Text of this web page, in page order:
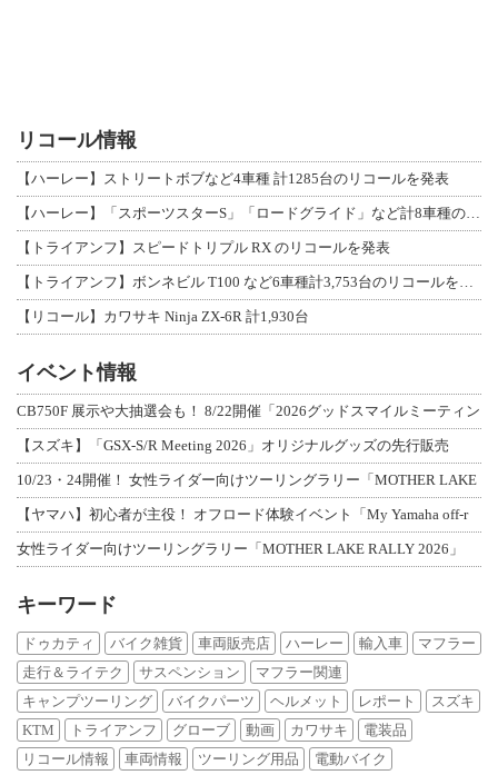
リコール情報
【ハーレー】ストリートボブなど4車種 計1285台のリコールを発表
【トライアンフ】スピードトリプル RX のリコールを発表
【リコール】カワサキ Ninja ZX-6R 計1,930台
イベント情報
CB750F 展示や大抽選会も！ 8/22開催「2026グッドスマイルミーティン
【スズキ】「GSX-S/R Meeting 2026」オリジナルグッズの先行販売
10/23・24開催！ 女性ライダー向けツーリングラリー「MOTHER LAKE
【ヤマハ】初心者が主役！ オフロード体験イベント「My Yamaha off-r
女性ライダー向けツーリングラリー「MOTHER LAKE RALLY 2026」
キーワード
ドゥカティ バイク雑貨 車両販売店 ハーレー 輸入車
マフラー
走行＆ライテク
サスペンション
マフラー関連
キャンプツーリング
バイクパーツ ヘルメット レポート
スズキ
KTM
トライアンフ グローブ 動画 カワサキ
電装品
リコール情報
車両情報 ツーリング用品 電動バイク